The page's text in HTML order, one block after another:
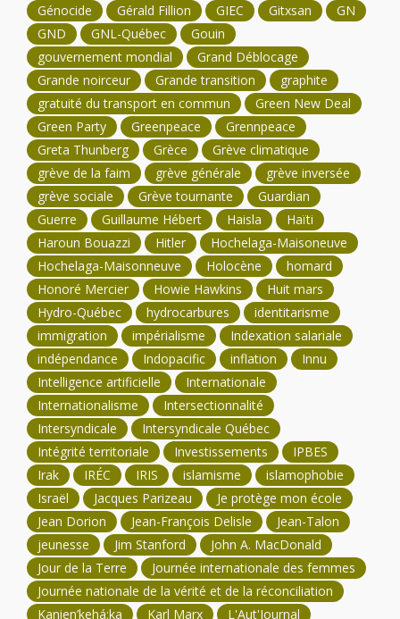
Génocide
Gérald Fillion GIEC Gitxsan
GN
GND
GNL-Québec
Gouin
gouvernement mondial
Grand Déblocage
Grande noirceur
Grande transition
graphite
gratuité du transport en commun
Green New Deal
Green Party
Greenpeace
Grennpeace
Greta Thunberg
Grèce
Grève climatique
grève de la faim
grève générale
grève inversée
grève sociale
Grève tournante
Guardian
Guerre
Guillaume Hébert Haisla
Haïti
Haroun Bouazzi
Hitler
Hochelaga-Maisoneuve
Hochelaga-Maisonneuve
Holocène
homard
Honoré Mercier
Howie Hawkins
Huit mars
Hydro-Québec
hydrocarbures
identitarisme
immigration
impérialisme
Indexation salariale
indépendance
Indopacific inflation
Innu
Intelligence artificielle
Internationale
Internationalisme
Intersectionnalité
Intersyndicale
Intersyndicale Québec
Intégrité territoriale
Investissements
IPBES
Irak
IRÉC IRIS islamisme
islamophobie
Israël
Jacques Parizeau
Je protège mon école
Jean Dorion
Jean-François Delisle
Jean-Talon
jeunesse
Jim Stanford
John A. MacDonald
Jour de la Terre
Journée internationale des femmes
Journée nationale de la vérité et de la réconciliation
Kanien’kehá:ka
Karl Marx L'Aut'Journal